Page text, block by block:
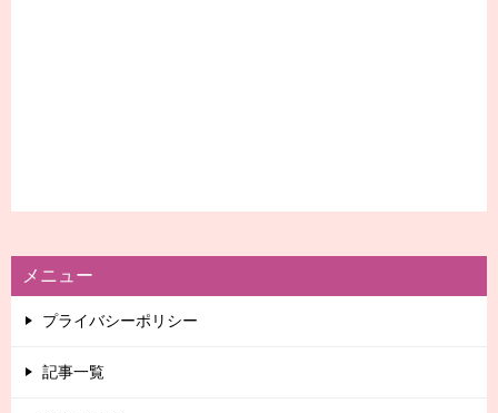
メニュー
プライバシーポリシー
記事一覧